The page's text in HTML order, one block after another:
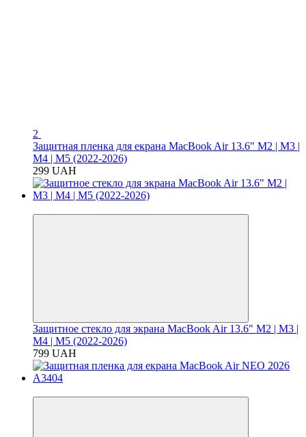
2
Защитная пленка для екрана MacBook Air 13.6" M2 | M3 |
M4 | M5 (2022-2026)
299 UAH
Защитное стекло для экрана MacBook Air 13.6" M2 | M3 |
M4 | M5 (2022-2026)
799 UAH